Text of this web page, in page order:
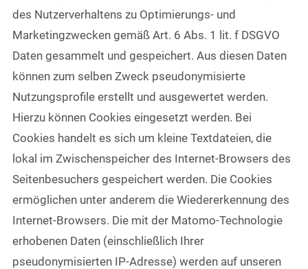
des Nutzerverhaltens zu Optimierungs- und
Marketingzwecken gemäß Art. 6 Abs. 1 lit. f DSGVO
Daten gesammelt und gespeichert. Aus diesen Daten
können zum selben Zweck pseudonymisierte
Nutzungsprofile erstellt und ausgewertet werden.
Hierzu können Cookies eingesetzt werden. Bei
Cookies handelt es sich um kleine Textdateien, die
lokal im Zwischenspeicher des Internet-Browsers des
Seitenbesuchers gespeichert werden. Die Cookies
ermöglichen unter anderem die Wiedererkennung des
Internet-Browsers. Die mit der Matomo-Technologie
erhobenen Daten (einschließlich Ihrer
pseudonymisierten IP-Adresse) werden auf unseren